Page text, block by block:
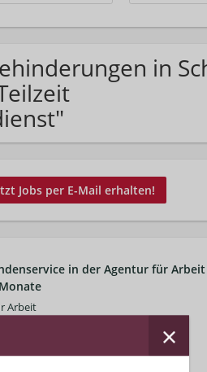
in
Jobs per E-Mail erhalten!
in der Agentur für Arbeit
Arbeit